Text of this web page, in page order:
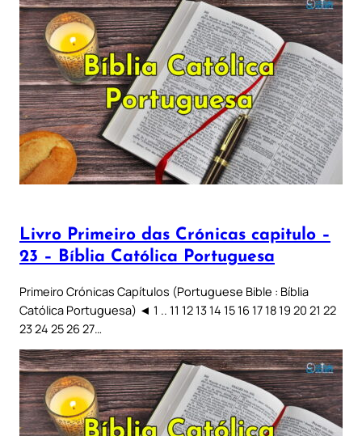
Livro Primeiro das Crónicas capitulo –
23 – Bíblia Católica Portuguesa
Primeiro Crónicas Capítulos (Portuguese Bible : Bíblia
Católica Portuguesa) ◄ 1 .. 11 12 13 14 15 16 17 18 19 20 21 22
23 24 25 26 27…